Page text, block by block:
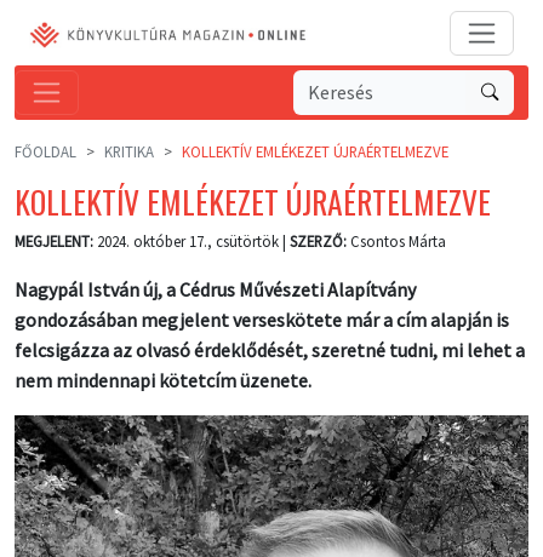
FŐOLDAL KRITIKA KOLLEKTÍV EMLÉKEZET ÚJRAÉRTELMEZVE
KOLLEKTÍV EMLÉKEZET ÚJRAÉRTELMEZVE
MEGJELENT: 2024. október 17., csütörtök | SZERZŐ:Csontos Márta
Nagypál István új, a Cédrus Művészeti Alapítvány
gondozásában megjelent verseskötete már a cím alapján is
felcsigázza az olvasó érdeklődését, szeretné tudni, mi lehet a
nem mindennapi kötetcím üzenete.